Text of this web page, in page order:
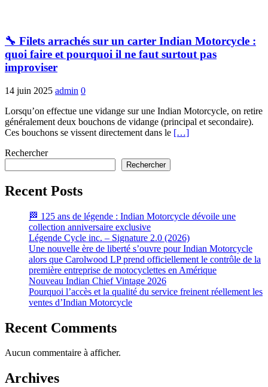
🔧 Filets arrachés sur un carter Indian Motorcycle :
quoi faire et pourquoi il ne faut surtout pas
improviser
14 juin 2025 admin 0
Lorsqu’on effectue une vidange sur une Indian Motorcycle, on retire
généralement deux bouchons de vidange (principal et secondaire).
Ces bouchons se vissent directement dans le […]
Rechercher
Rechercher
Recent Posts
🏁 125 ans de légende : Indian Motorcycle dévoile une
collection anniversaire exclusive
Légende Cycle inc. – Signature 2.0 (2026)
Une nouvelle ère de liberté s’ouvre pour Indian Motorcycle
alors que Carolwood LP prend officiellement le contrôle de la
première entreprise de motocyclettes en Amérique
Nouveau Indian Chief Vintage 2026
Pourquoi l’accès et la qualité du service freinent réellement les
ventes d’Indian Motorcycle
Recent Comments
Aucun commentaire à afficher.
Archives